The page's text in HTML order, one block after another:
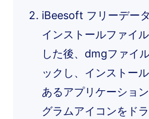
iBeesoft フリーデー
インストールファイ
した後、dmgファイ
ックし、インストー
あるアプリケーショ
グラムアイコンをド